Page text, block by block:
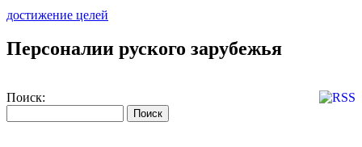
достижение целей
Персоналии руского зарубежья
Поиск: